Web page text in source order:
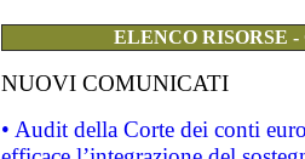
ELENCO RISORSE
NUOVI COMUNICATI
• Audit della Corte dei conti